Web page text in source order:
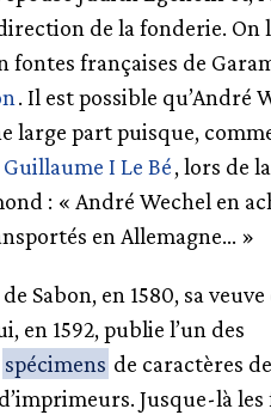
de la fonderie. On
fontes françaises de
. Il est possible qu’André
large part puisque,
Guillaume I Le Bé, lors de
: « André Wechel en
en Allemagne… »
Sabon, en 1580, sa
en 1592, publie l’un des
spécimens de caractères
Jusque-là